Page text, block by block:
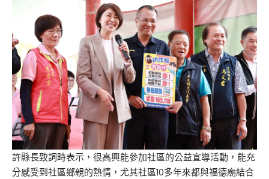
許縣長致詞時表示，很高興能參加社區的公益宣導活動，能充
分感受到社區鄉親的熱情，尤其社區10多年來都與福德廟結合